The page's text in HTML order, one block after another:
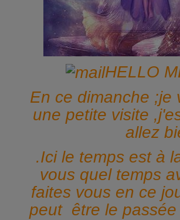
HELLO
En ce dimanche ;je
une petite visite
allez
.Ici le temps est à
vous quel temps
faites vous en ce
peut être le passée